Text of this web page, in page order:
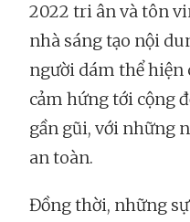
2022 tri ân và tôn
nhà sáng tạo nội
người dám thể
cảm hứng tới cộng
gần gũi, với những
an toàn.
Đồng thời, những